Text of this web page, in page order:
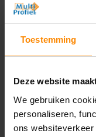
Toestemming
Deze website
We gebruiken
personaliseren,
ons